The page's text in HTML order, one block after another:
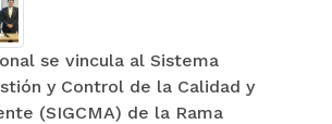
se vincula al Sistema
y Control de la Calidad y
(SIGCMA) de la Rama